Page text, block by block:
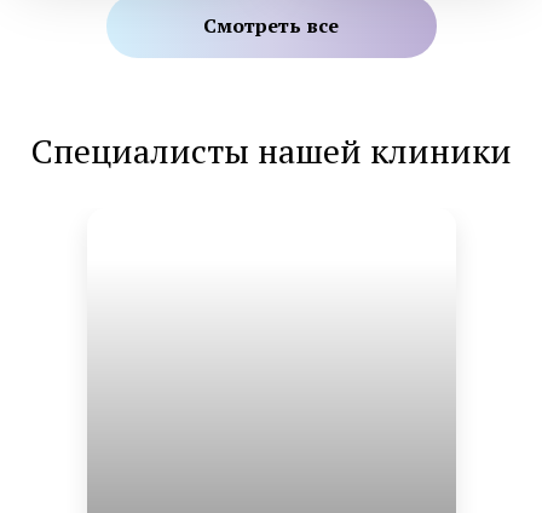
Смотреть все
Специалисты нашей клиники